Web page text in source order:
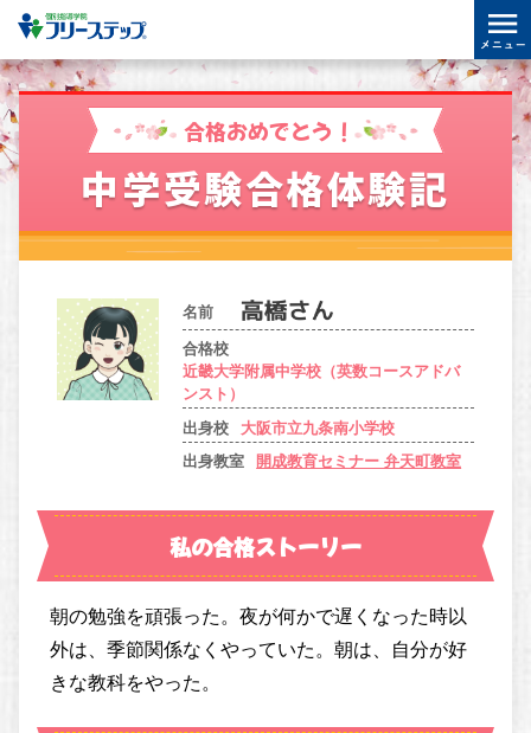
合格おめでとう！
中学受験合格体験記
名前
合格校
近畿大学附属中学校（英数コースアドバ
ンスト）
出身校
大阪市立九条南小学校
出身教室
開成教育セミナー 弁天町教室
私の合格ストーリー
朝の勉強を頑張った。夜が何かで遅くなった時以
外は、季節関係なくやっていた。朝は、自分が好
きな教科をやった。